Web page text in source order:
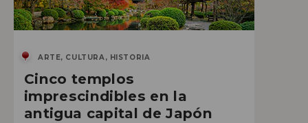
ARTE, CULTURA, HISTORIA
Cinco templos
imprescindibles en la
antigua capital de Japón